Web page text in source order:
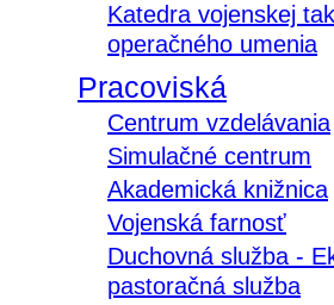
Katedra vojenskej
operačného umenia
Pracoviská
Centrum vzdelávania
Simulačné centrum
Akademická knižnica
Vojenská farnosť
Duchovná služba -
pastoračná služba